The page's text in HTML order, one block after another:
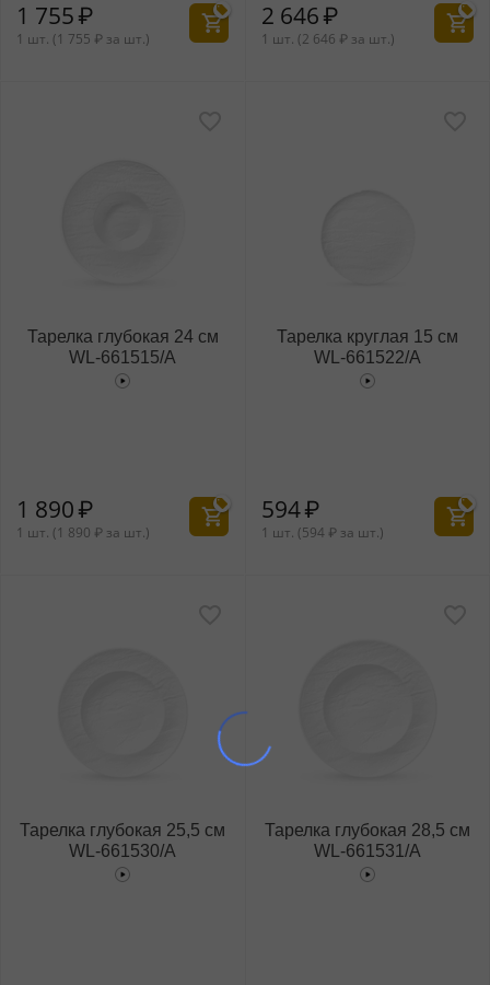
1 755₽
1 шт. (1 755 ₽ за шт.)
2 646₽
1 шт. (2 646 ₽ за шт.)
Тарелка глубокая 24 см
WL‑661515/A
1 890₽
1 шт. (1 890 ₽ за шт.)
Тарелка круглая 15 см
WL‑661522/A
594₽
1 шт. (594 ₽ за шт.)
Тарелка глубокая 25,5 см
WL‑661530/A
Тарелка глубокая 28,5 см
WL‑661531/A